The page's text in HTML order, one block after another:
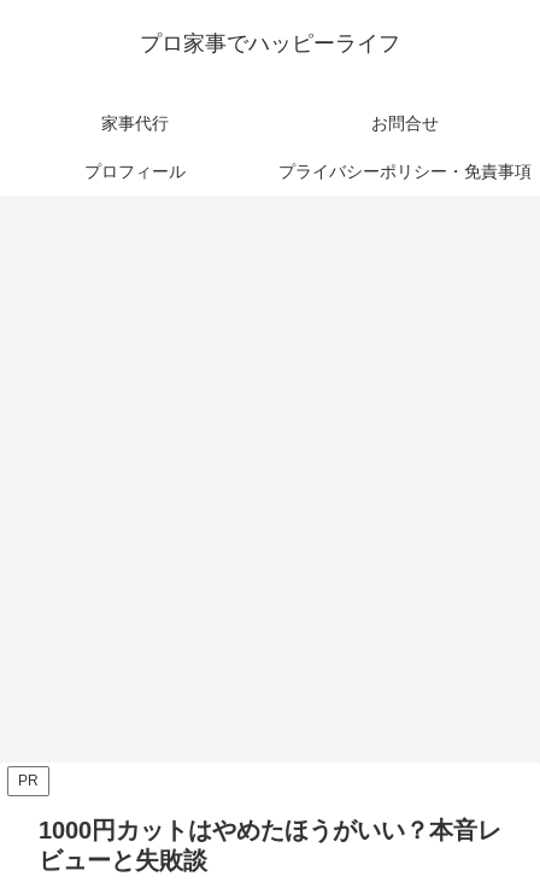
プロ家事でハッピーライフ
家事代行 お問合せ
プロフィール プライバシーポリシー・免責事項
PR
1000円カットはやめたほうがいい？本音レ
ビューと失敗談